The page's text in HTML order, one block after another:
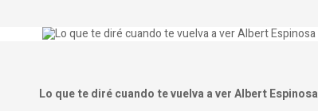
Lo que te diré cuando te vuelva a ver Albert Espinosa